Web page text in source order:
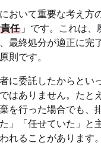
おいて重要な考え方
任 」です。これは、
最終処分が適正に完
則です。
に委託したからとい
はありません。たと
を行った場合でも、
た」「任せていた」と
れることがあります。